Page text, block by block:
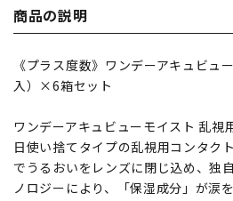
商品の説明
《プラス度数》ワンデーアキュビュ
入）×6箱セット
ワンデーアキュビューモイスト 乱視
日使い捨てタイプの乱視用コンタク
でうるおいをレンズに閉じ込め、独
ノロジーにより、「保湿成分」が涙